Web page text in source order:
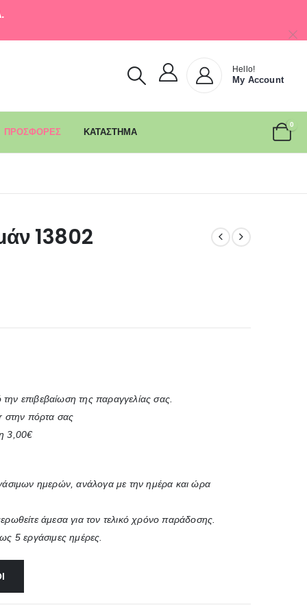
Hello!
My Account
ΠΡΟΣΦΟΡΕΣ ΚΑΤΑΣΤΗΜΑ
0
13802
επιβεβαίωση της παραγγελίας σας.
στην πόρτα σας
3,00€
ημερών, ανάλογα με την ημέρα και ώρα
άμεσα για τον τελικό χρόνο παράδοσης.
5 εργάσιμες ημέρες.